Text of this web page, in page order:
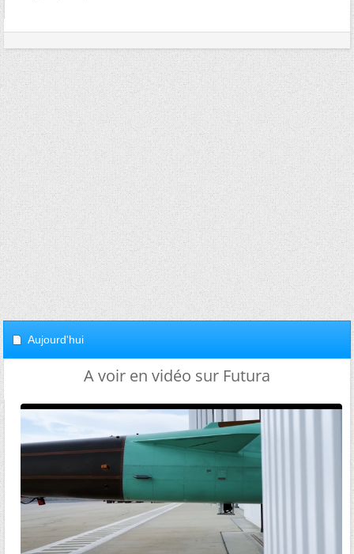
Aujourd'hui
A voir en vidéo sur Futura